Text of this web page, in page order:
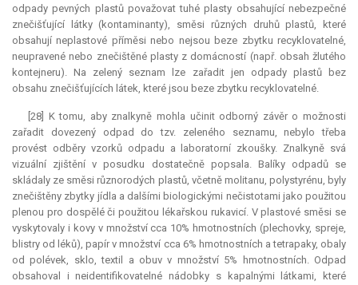
odpady pevných plastů považovat tuhé plasty obsahující nebezpečné
znečišťující látky (kontaminanty), směsi různých druhů plastů, které
obsahují neplastové příměsi nebo nejsou beze zbytku recyklovatelné,
neupravené nebo znečištěné plasty z domácností (např. obsah žlutého
kontejneru). Na zelený seznam lze zařadit jen odpady plastů bez
obsahu znečišťujících látek, které jsou beze zbytku recyklovatelné.
[28] K tomu, aby znalkyně mohla učinit odborný závěr o možnosti
zařadit dovezený odpad do tzv. zeleného seznamu, nebylo třeba
provést odběry vzorků odpadu a laboratorní zkoušky. Znalkyně svá
vizuální zjištění v posudku dostatečně popsala. Balíky odpadů se
skládaly ze směsi různorodých plastů, včetně molitanu, polystyrénu, byly
znečištěny zbytky jídla a dalšími biologickými nečistotami jako použitou
plenou pro dospělé či použitou lékařskou rukavicí. V plastové směsi se
vyskytovaly i kovy v množství cca 10% hmotnostních (plechovky, spreje,
blistry od léků), papír v množství cca 6% hmotnostních a tetrapaky, obaly
od polévek, sklo, textil a obuv v množství 5% hmotnostních. Odpad
obsahoval i neidentifikovatelné nádobky s kapalnými látkami, které